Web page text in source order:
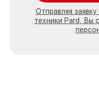
Отправляя
техники Pard, Вы